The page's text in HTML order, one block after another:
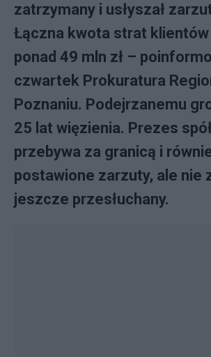
zatrzymany i usłyszał
Łączna kwota strat
ponad 49 mln zł –
czwartek Prokuratura
Poznaniu. Podejrzanemu
25 lat więzienia. Prezes
przebywa za granicą i
postawione zarzuty, ale nie
jeszcze przesłuchany.